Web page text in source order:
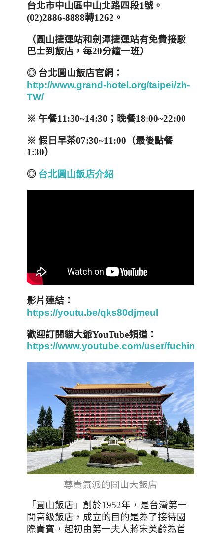
台北市中山區中山北路四段1號。
(02)2886-8888轉1262 。
（圓山捷運站和劍潭捷運站有免費接駁
巴士到飯店，每20分鐘一班）
◎ 台北圓山飯店官網：
http://www.grand-hotel.org/taipei/zh-
TW/
※ 午餐11:30~14:30 ；晚餐18:00~22:00
※ 假日早茶07:30~11:00 （最後點餐
1:30）
◎ 台北圓山飯店介紹
影片連結：
https://youtu.be/qks80djmeuI
歡迎訂閱貓大爺YouTube頻道：
https://www.youtube.com/user/fuchinghui
尊貴氣派的圓山大飯店
「圓山飯店」創於1952年，是台灣第一
間高級飯店，成立的目的是為了接待國
際貴賓，起初由第一夫人蔣宋美齡為首